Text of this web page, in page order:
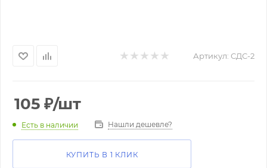
Артикул: СДС-2
105 ₽/шт
Есть в наличии Нашли дешевле?
КУПИТЬ В 1 КЛИК